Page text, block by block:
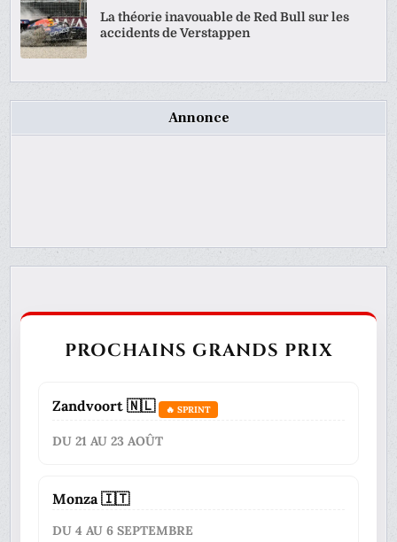
La théorie inavouable de Red Bull sur les
accidents de Verstappen
Annonce
PROCHAINS GRANDS PRIX
Zandvoort 🇳🇱 🔥 SPRINT
DU 21 AU 23 AOÛT
Monza 🇮🇹
DU 4 AU 6 SEPTEMBRE